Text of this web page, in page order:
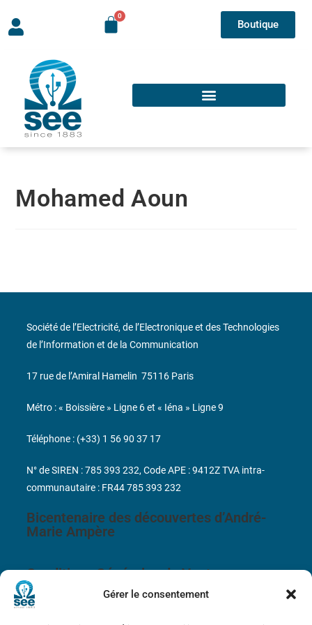
Gérer le consentement
Boutique
Mohamed Aoun
Bicentenaire des découvertes d’André-
Marie Ampère
Conditions Générales de Vente
Société de l’Electricité, de l’Electronique et des Technologies
de l’Information et de la Communication
17 rue de l’Amiral Hamelin 75116 Paris
Métro : « Boissière » Ligne 6 et « Iéna » Ligne 9
Téléphone : (+33) 1 56 90 37 17
N° de SIREN : 785 393 232, Code APE : 9412Z TVA intra-
communautaire : FR44 785 393 232